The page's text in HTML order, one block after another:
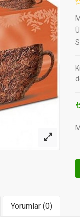
Yorumlar (0)